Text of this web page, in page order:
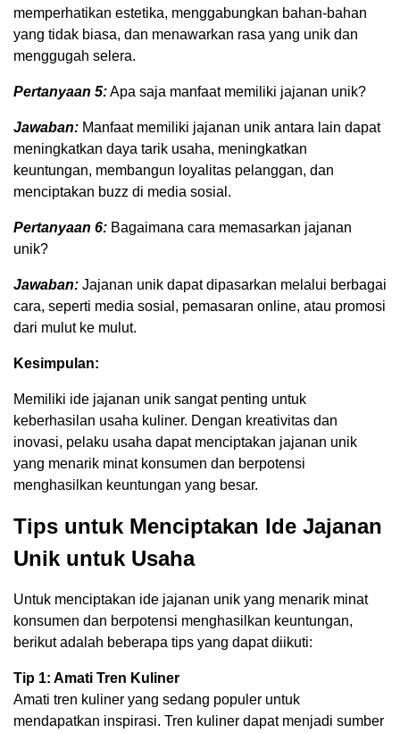
memperhatikan estetika, menggabungkan bahan-bahan
yang tidak biasa, dan menawarkan rasa yang unik dan
menggugah selera.
Pertanyaan 5:Apa saja manfaat memiliki jajanan unik?
Jawaban: Manfaat memiliki jajanan unik antara lain dapat
meningkatkan daya tarik usaha, meningkatkan
keuntungan, membangun loyalitas pelanggan, dan
menciptakan buzz di media sosial.
Pertanyaan 6: Bagaimana cara memasarkan jajanan
unik?
Jawaban: Jajanan unik dapat dipasarkan melalui berbagai
cara, seperti media sosial, pemasaran online, atau promosi
dari mulut ke mulut.
Kesimpulan:
Memiliki ide jajanan unik sangat penting untuk
keberhasilan usaha kuliner. Dengan kreativitas dan
inovasi, pelaku usaha dapat menciptakan jajanan unik
yang menarik minat konsumen dan berpotensi
menghasilkan keuntungan yang besar.
Tips untuk Menciptakan Ide Jajanan
Unik untuk Usaha
Untuk menciptakan ide jajanan unik yang menarik minat
konsumen dan berpotensi menghasilkan keuntungan,
berikut adalah beberapa tips yang dapat diikuti:
Tip 1: Amati Tren Kuliner
Amati tren kuliner yang sedang populer untuk
mendapatkan inspirasi. Tren kuliner dapat menjadi sumber